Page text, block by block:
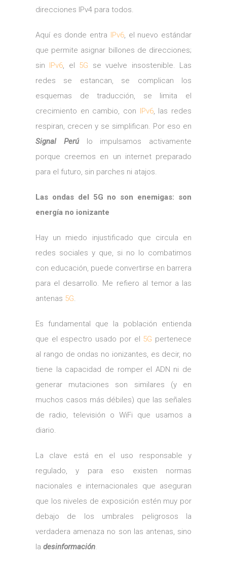
direcciones IPv4 para todos.
Aquí es donde entra IPv6, el nuevo estándar
que permite asignar billones de direcciones;
sin IPv6, el 5G se vuelve insostenible. Las
redes se estancan, se complican los
esquemas de traducción, se limita el
crecimiento en cambio, con IPv6, las redes
respiran, crecen y se simplifican. Por eso en
Signal Perú lo impulsamos activamente
porque creemos en un internet preparado
para el futuro, sin parches ni atajos.
Las ondas del 5G no son enemigas: son
energía no ionizante
Hay un miedo injustificado que circula en
redes sociales y que, si no lo combatimos
con educación, puede convertirse en barrera
para el desarrollo. Me refiero al temor a las
antenas 5G.
Es fundamental que la población entienda
que el espectro usado por el 5G pertenece
al rango de ondas no ionizantes, es decir, no
tiene la capacidad de romper el ADN ni de
generar mutaciones son similares (y en
muchos casos más débiles) que las señales
de radio, televisión o WiFi que usamos a
diario.
La clave está en el uso responsable y
regulado, y para eso existen normas
nacionales e internacionales que aseguran
que los niveles de exposición estén muy por
debajo de los umbrales peligrosos la
verdadera amenaza no son las antenas, sino
la desinformación.